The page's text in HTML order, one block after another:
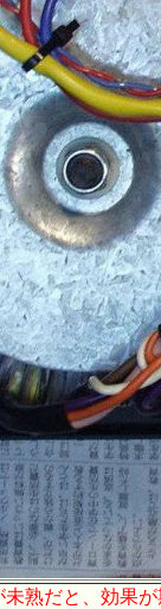
熟だと、効果